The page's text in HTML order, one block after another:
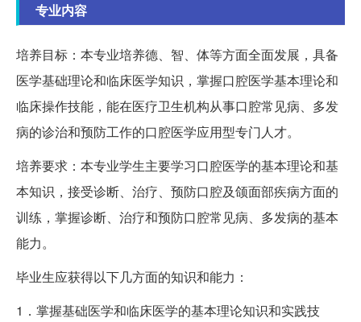
专业内容
培养目标：本专业培养德、智、体等方面全面发展，具备
医学基础理论和临床医学知识，掌握口腔医学基本理论和
临床操作技能，能在医疗卫生机构从事口腔常见病、多发
病的诊治和预防工作的口腔医学应用型专门人才。
培养要求：本专业学生主要学习口腔医学的基本理论和基
本知识，接受诊断、治疗、预防口腔及颌面部疾病方面的
训练，掌握诊断、治疗和预防口腔常见病、多发病的基本
能力。
毕业生应获得以下几方面的知识和能力：
1．掌握基础医学和临床医学的基本理论知识和实践技